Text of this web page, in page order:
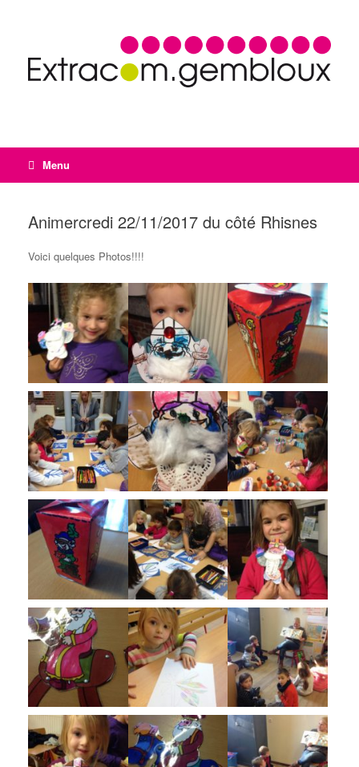
Menu
Animercredi 22/11/2017 du côté Rhisnes
Voici quelques Photos!!!!